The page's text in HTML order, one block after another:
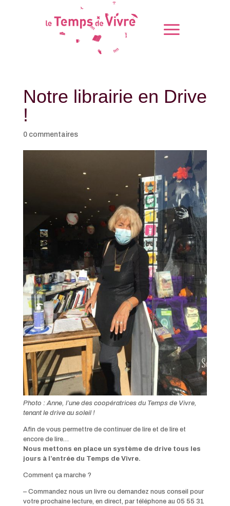
Notre librairie en Drive
!
0 commentaires
Photo : Anne, l’une des coopératrices du Temps de Vivre,
tenant le drive au soleil !
Afin de vous permettre de continuer de lire et de lire et
encore de lire…
Nous mettons en place un système de drive tous les
jours à l’entrée du Temps de Vivre.
Comment ça marche ?
– Commandez nous un livre ou demandez nous conseil pour
votre prochaine lecture, en direct, par téléphone au 05 55 31